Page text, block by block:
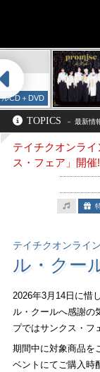
好
TOPICS
テイチクオンラ
ス・フェア」開催
テイチクオンライ
ル・クー
2026年3月14日に惜
ル・クールへ感謝の
プではサンクス・フ
期間中に対象商品を
ベントにてご購入時